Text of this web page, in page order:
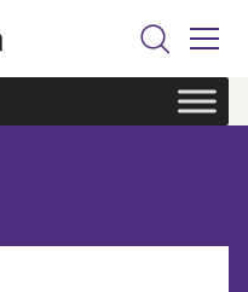
Search
Menu